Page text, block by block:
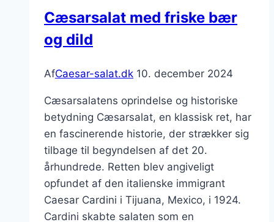
gourmet
Cæsarsalat med friske bær
og dild
AfCaesar-salat.dk 10. december 2024
Cæsarsalatens oprindelse og historiske
betydning Cæsarsalat, en klassisk ret, har
en fascinerende historie, der strækker sig
tilbage til begyndelsen af det 20.
århundrede. Retten blev angiveligt
opfundet af den italienske immigrant
Caesar Cardini i Tijuana, Mexico, i 1924.
Cardini skabte salaten som en